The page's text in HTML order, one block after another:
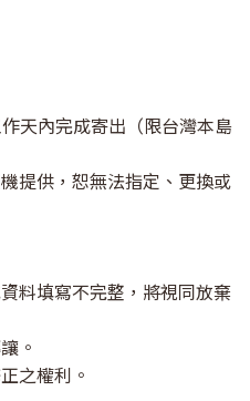
天內完成寄出（限台灣本島
提供，恕無法指定、更換或
料填寫不完整，將視同放棄
。
之權利。